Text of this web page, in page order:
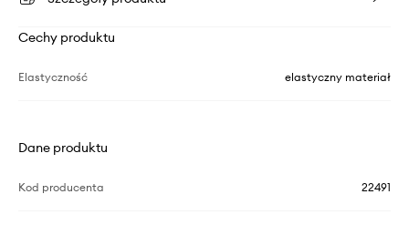
Cechy produktu
Elastyczność elastyczny materiał
Dane produktu
Kod producenta 22491